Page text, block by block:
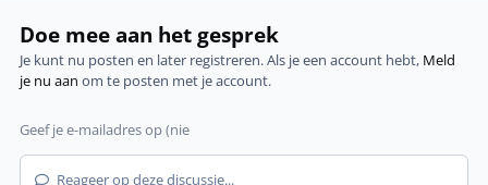
Doe mee aan het gesprek
Je kunt nu posten en later registreren. Als je een account hebt, Meld
je nu aan om te posten met je account.
Reageer op deze discussie...